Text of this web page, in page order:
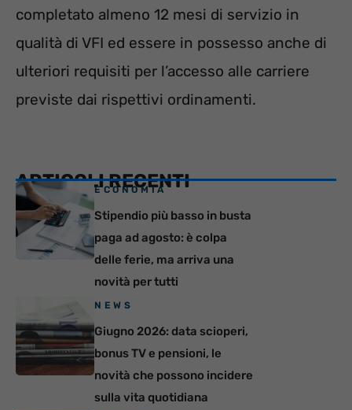
completato almeno 12 mesi di servizio in
qualità di VFI ed essere in possesso anche di
ulteriori requisiti per l’accesso alle carriere
previste dai rispettivi ordinamenti.
ARTICOLI RECENTI
ECONOMIA
Stipendio più basso in busta
paga ad agosto: è colpa
delle ferie, ma arriva una
novità per tutti
NEWS
Giugno 2026: data scioperi,
bonus TV e pensioni, le
novità che possono incidere
sulla vita quotidiana